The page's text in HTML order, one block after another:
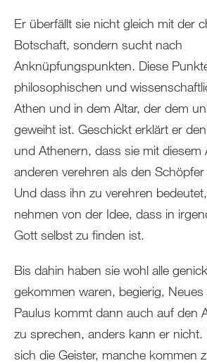
Er überfällt sie nicht gleich mit der
Botschaft, sondern sucht nach
Anknüpfungspunkten. Diese
philosophischen und
Athen und in dem Altar, der dem
geweiht ist. Geschickt erklärt er
und Athenern, dass sie mit diesem
anderen verehren als den
Und dass ihn zu verehren
nehmen von der Idee, dass in
Gott selbst zu finden ist.
Bis dahin haben sie wohl alle
gekommen waren, begierig,
Paulus kommt dann auch auf den
zu sprechen, anders kann er nicht.
sich die Geister, manche kommen